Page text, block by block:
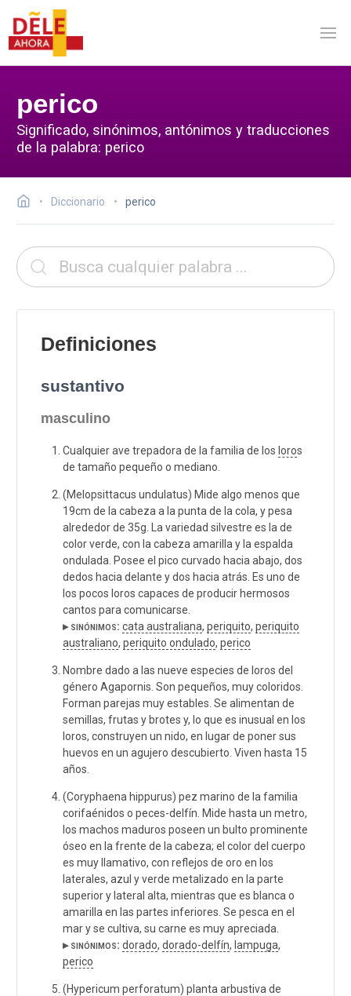
perico
Significado, sinónimos, antónimos y traducciones
de la palabra: perico
Diccionario perico
Definiciones
sustantivo
masculino
Cualquier ave trepadora de la familia de los loros
de tamaño pequeño o mediano.
(Melopsittacus undulatus) Mide algo menos que
19cm de la cabeza a la punta de la cola, y pesa
alrededor de 35g. La variedad silvestre es la de
color verde, con la cabeza amarilla y la espalda
ondulada. Posee el pico curvado hacia abajo, dos
dedos hacia delante y dos hacia atrás. Es uno de
los pocos loros capaces de producir hermosos
cantos para comunicarse.
▸ sinónimos: cata australiana, periquito, periquito
australiano, periquito ondulado, perico
Nombre dado a las nueve especies de loros del
género Agapornis. Son pequeños, muy coloridos.
Forman parejas muy estables. Se alimentan de
semillas, frutas y brotes y, lo que es inusual en los
loros, construyen un nido, en lugar de poner sus
huevos en un agujero descubierto. Viven hasta 15
años.
(Coryphaena hippurus) pez marino de la familia
corifaénidos o peces-delfín. Mide hasta un metro,
los machos maduros poseen un bulto prominente
óseo en la frente de la cabeza; el color del cuerpo
es muy llamativo, con reflejos de oro en los
laterales, azul y verde metalizado en la parte
superior y lateral alta, mientras que es blanca o
amarilla en las partes inferiores. Se pesca en el
mar y se cultiva, su carne es muy apreciada.
▸ sinónimos: dorado, dorado-delfín, lampuga,
perico
(Hypericum perforatum) planta arbustiva de